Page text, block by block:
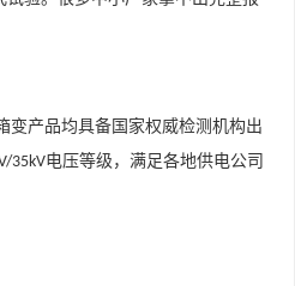
变产品均具备国家权威检测机构出
35kV电压等级，满足各地供电公司